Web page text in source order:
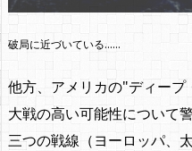
破局に近づいている……
他方、アメリカの"ディー
大戦の高い可能性について
三つの戦線（ヨーロッパ、